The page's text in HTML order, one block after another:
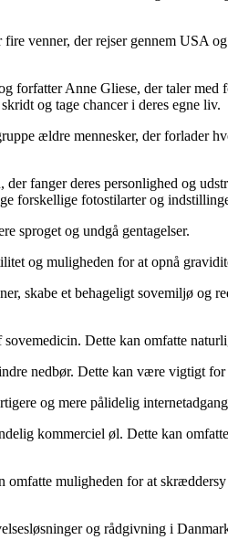
venner, der rejser gennem USA
forfatter Anne Gliese, der taler
og tage chancer i deres egne liv.
ældre mennesker, der forlader
fanger deres personlighed og
forskellige fotostilarter og
sproget og undgå gentagelser.
og muligheden for at opnå
skabe et behageligt sovemiljø og
Dette kan omfatte
nedbør. Dette kan være vigtigt
og mere pålidelig
kommerciel øl. Dette kan
muligheden for at
og rådgivning i